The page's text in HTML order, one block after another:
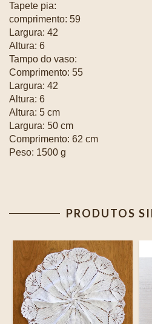
Tapete pia:
comprimento: 59
Largura: 42
Altura: 6
Tampo do vaso:
Comprimento: 55
Largura: 42
Altura: 6
Altura: 5 cm
Largura: 50 cm
Comprimento: 62 cm
Peso: 1500 g
PRODUTOS